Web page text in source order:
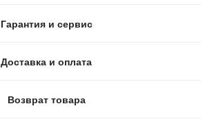
Гарантия и сервис
Доставка и оплата
Возврат товара